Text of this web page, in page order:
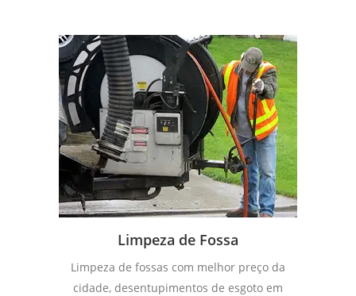
Limpeza de Fossa
Limpeza de fossas com melhor preço da
cidade, desentupimentos de esgoto em